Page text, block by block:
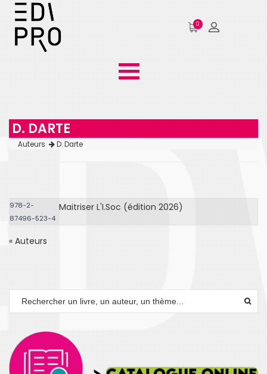
0
D. DARTE
Auteurs D. Darte
978-2-
87496-523-4
Maitriser L'I.Soc (édition 2026)
« Auteurs